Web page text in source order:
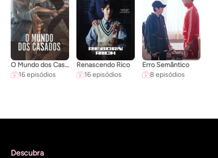
O Mundo dos Casados
16 episódios
Renascendo Rico
16 episódios
Erro Semântico
8 episódios
Descubra